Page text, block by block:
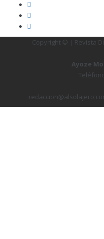
Copyright © | Revista
Ayoze